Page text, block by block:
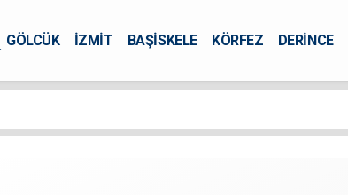
GÖLCÜK İZMİT BAŞİSKELE KÖRFEZ DERİNCE